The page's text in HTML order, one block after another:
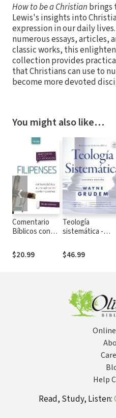
How to be a Christian brings
Lewis's insights into
expression in our daily
numerous essays, articles,
classic works, this
collection provides
that Christians can use to
become more devoted
You might also like…
Comentario
Bíblicos con
Filipenses: del
texto bíblico a
$20.99
Teología
sistemática -
Introducción a la
doctrina bíblica
$46.99
❮
Help
Read, Study, Listen: